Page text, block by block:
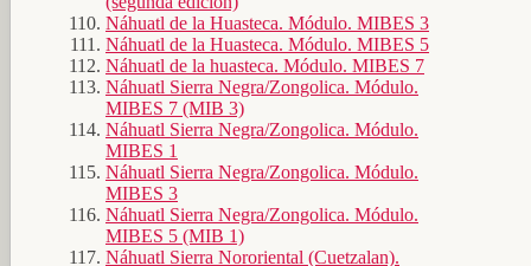
Náhuatl de la Huasteca. Módulo. MIBES 3
Náhuatl de la Huasteca. Módulo. MIBES 5
Náhuatl de la huasteca. Módulo. MIBES 7
Náhuatl Sierra Negra/Zongolica. Módulo.
MIBES 7 (MIB 3)
Náhuatl Sierra Negra/Zongolica. Módulo.
MIBES 1
Náhuatl Sierra Negra/Zongolica. Módulo.
MIBES 3
Náhuatl Sierra Negra/Zongolica. Módulo.
MIBES 5 (MIB 1)
Náhuatl Sierra Nororiental (Cuetzalan).